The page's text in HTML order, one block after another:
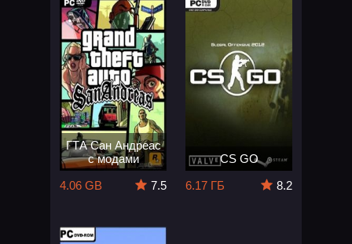
ГТА Сан Андреас
с модами
4.06 GB
7.5
CS GO
6.17 ГБ
8.2